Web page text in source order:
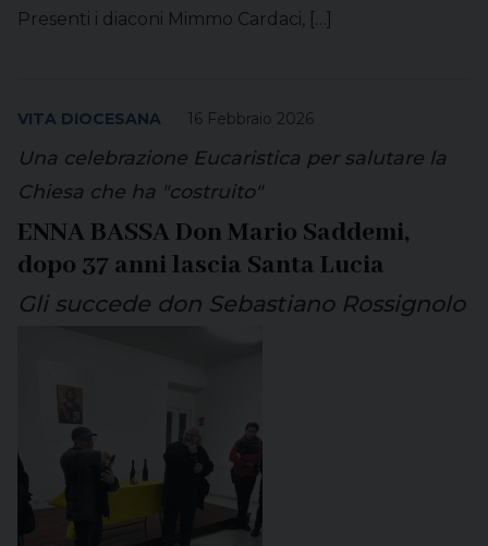
Presenti i diaconi Mimmo Cardaci, […]
16 Febbraio 2026
VITA DIOCESANA
Una celebrazione Eucaristica per salutare la
Chiesa che ha "costruito"
ENNA BASSA Don Mario Saddemi,
dopo 37 anni lascia Santa Lucia
Gli succede don Sebastiano Rossignolo